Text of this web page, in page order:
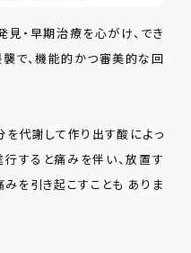
見・早期治療を心がけ、でき
で、機能的かつ審美的な回
代謝して作り出す酸によっ
すると痛みを伴い、放置す
を引き起こすことも ありま